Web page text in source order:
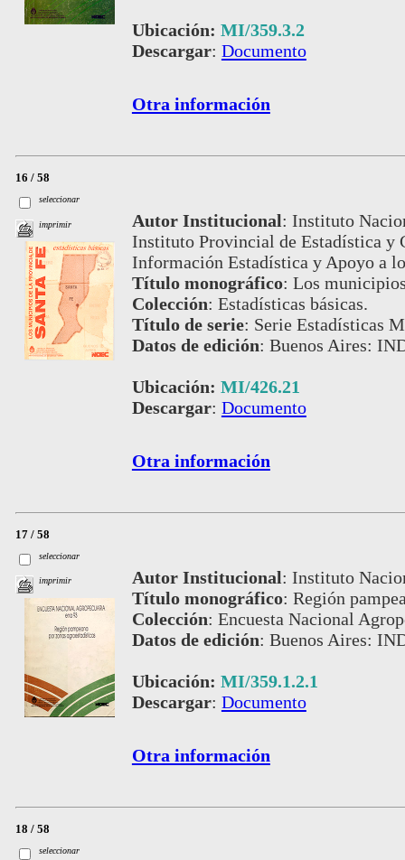
Ubicación: MI/359.3.2
Descargar: Documento
Otra información
16 / 58
seleccionar
imprimir Autor Institucional: Instituto
Instituto Provincial de Estadística y
Información Estadística y Apoyo a
Título monográfico: Los
Colección: Estadísticas básicas.
Título de serie: Serie Estadísticas
Datos de edición: Buenos Aires:
Ubicación: MI/426.21
Descargar: Documento
Otra información
17 / 58
seleccionar
imprimir Autor Institucional: Instituto
Título monográfico: Región
Colección: Encuesta Nacional
Datos de edición: Buenos Aires:
Ubicación: MI/359.1.2.1
Descargar: Documento
Otra información
18 / 58
seleccionar